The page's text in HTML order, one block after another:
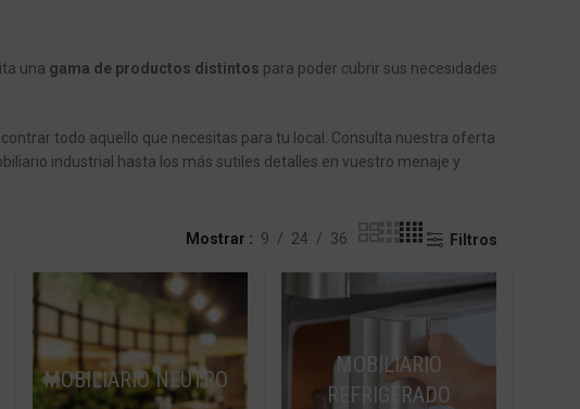
una gama de productos distintos para poder cubrir sus necesidades
todo aquello que necesitas para tu local. Consulta nuestra oferta
industrial hasta los más sutiles detalles en vuestro menaje y
Mostrar 9 24 36 Filtros
MOBILIARIO NEUTRO
MOBILIARIO
REFRIGERADO